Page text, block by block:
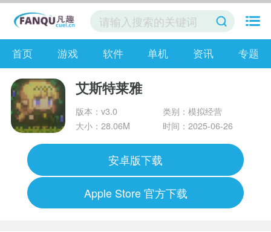
首页 游戏 软件 单机 资讯 专题
艾斯特莱雅
版本：v3.0
类别：模拟经营
大小：28.06M
时间：2025-06-26
安卓版下载
Apple Store 官方下载